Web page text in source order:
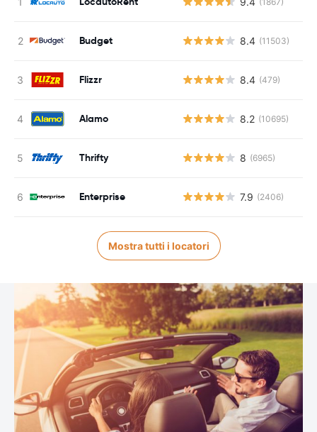
Budget 8.4 (11503)
Flizzr 8.4 (479)
Alamo 8.2 (10695)
Thrifty 8 (6965)
Enterprise 7.9 (2406)
Mostra tutti i locatori